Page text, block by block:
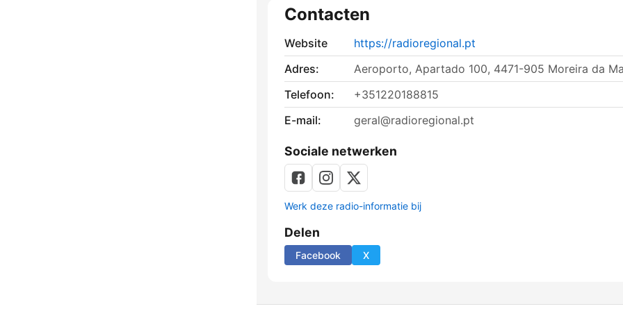
Contacten
Website
https://radioregional.pt
Adres:
Aeroporto, Apartado 100, 4471-905 Moreira da
Telefoon:
+351220188815
E-mail:
geral@radioregional.pt
Sociale netwerken
Werk deze radio-informatie bij
Delen
Facebook X